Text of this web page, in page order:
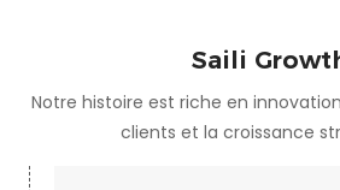
Saili
Notre histoire est riche en
clients et la croissance